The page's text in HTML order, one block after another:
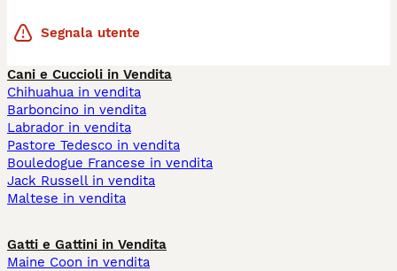
Segnala utente
Cani e Cuccioli in Vendita
Chihuahua in vendita
Barboncino in vendita
Labrador in vendita
Pastore Tedesco in vendita
Bouledogue Francese in vendita
Jack Russell in vendita
Maltese in vendita
Gatti e Gattini in Vendita
Maine Coon in vendita